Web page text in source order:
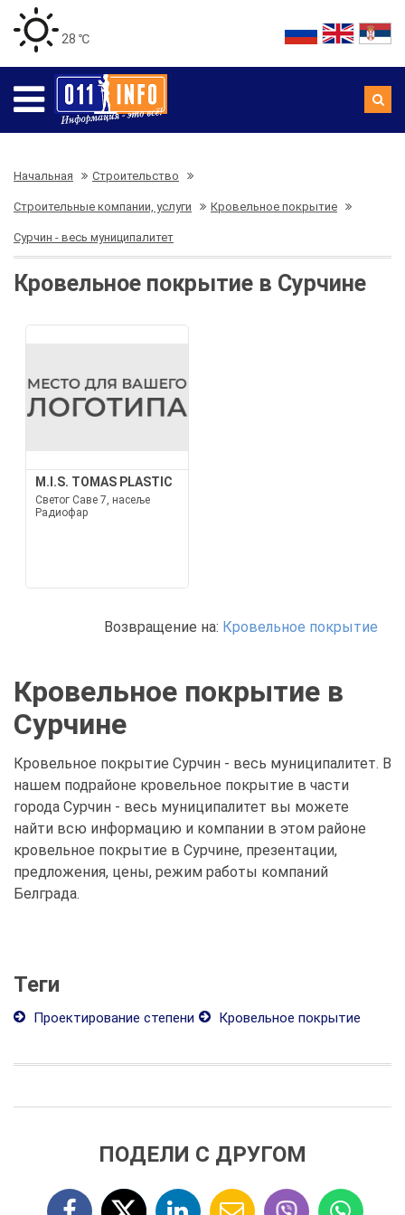
28 ℃
Начальная Строительство
Строительные компании, услуги Кровельное покрытие
Сурчин - весь муниципалитет
Кровельное покрытие в Сурчине
M.I.S. TOMAS PLASTIC
Светог Саве 7, насеље
Радиофар
Возвращение на: Кровельное покрытие
Кровельное покрытие в
Сурчине
Кровельное покрытие Сурчин - весь муниципалитет. В
нашем подрайоне кровельное покрытие в части
города Сурчин - весь муниципалитет вы можете
найти всю информацию и компании в этом районе
кровельное покрытие в Сурчине, презентации,
предложения, цены, режим работы компаний
Белграда.
Теги
Проектирование степени Кровельное покрытие
ПОДЕЛИ С ДРУГОМ